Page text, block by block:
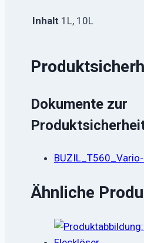
Inhalt 1L, 10L
Dokumente zur
Ähnliche